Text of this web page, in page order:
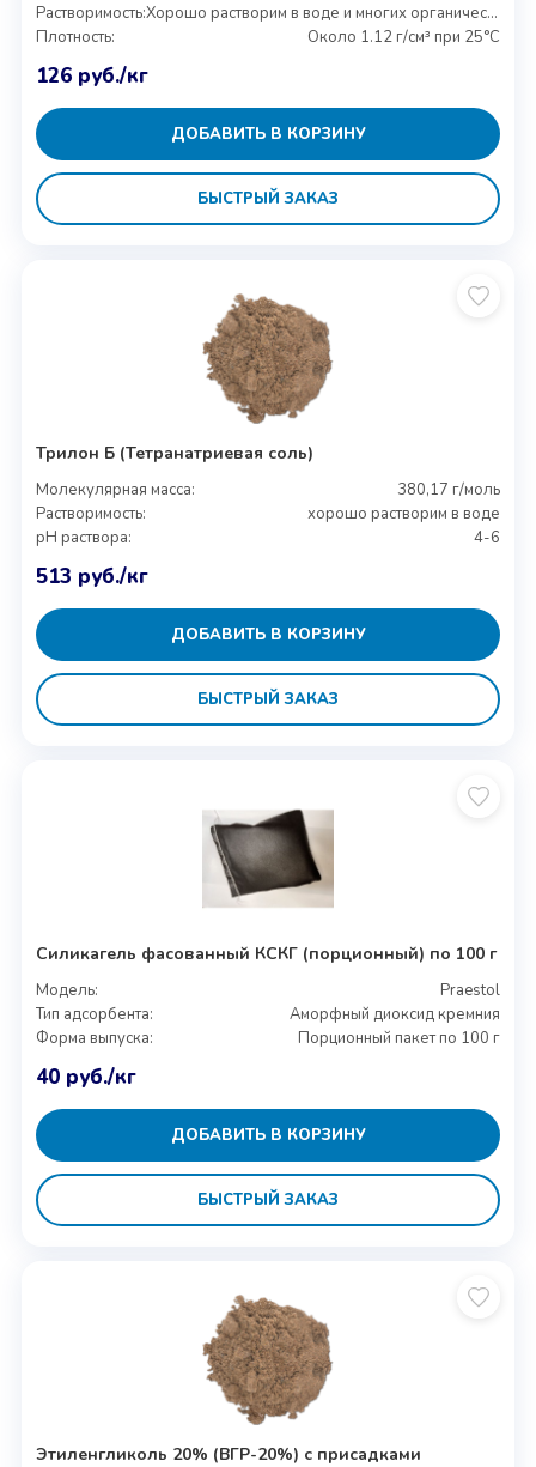
Растворимость:
Хорошо растворим в воде и многих органических растворителях
Плотность:
Около 1.12 г/см³ при 25°C
126 руб./кг
ДОБАВИТЬ В КОРЗИНУ
БЫСТРЫЙ ЗАКАЗ
Трилон Б (Тетранатриевая соль)
Молекулярная масса:
380,17 г/моль
Растворимость:
хорошо растворим в воде
pH раствора:
4-6
513 руб./кг
ДОБАВИТЬ В КОРЗИНУ
БЫСТРЫЙ ЗАКАЗ
Силикагель фасованный КСКГ (порционный) по 100 г
Модель:
Praestol
Тип адсорбента:
Аморфный диоксид кремния
Форма выпуска:
Порционный пакет по 100 г
40 руб./кг
ДОБАВИТЬ В КОРЗИНУ
БЫСТРЫЙ ЗАКАЗ
Этиленгликоль 20% (ВГР-20%) с присадками